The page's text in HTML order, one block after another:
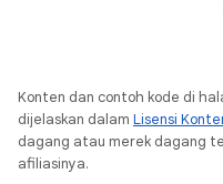
Konten dan contoh kode di
dijelaskan dalam Lisensi
dagang atau merek dagang
afiliasinya.